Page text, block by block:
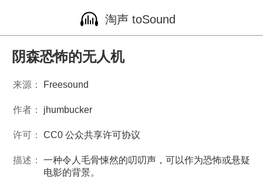
淘声 toSound
阴森恐怖的无人机
来源： Freesound
作者： jhumbucker
许可： CC0 公众共享许可协议
描述：
一种令人毛骨悚然的叨叨声，可以作为恐怖或悬疑
电影的背景。